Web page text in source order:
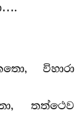
විහාරා
තත්ථෙව